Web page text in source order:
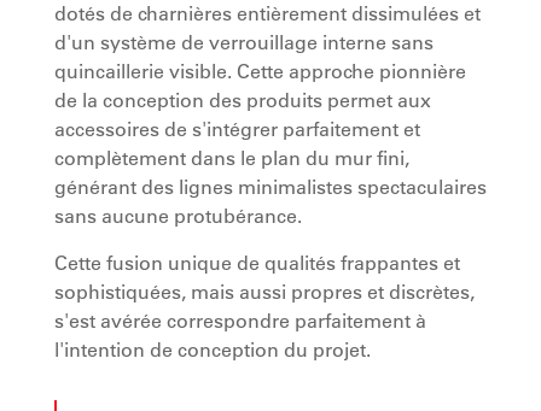
dotés de charnières entièrement dissimulées et
d'un système de verrouillage interne sans
quincaillerie visible. Cette approche pionnière
de la conception des produits permet aux
accessoires de s'intégrer parfaitement et
complètement dans le plan du mur fini,
générant des lignes minimalistes spectaculaires
sans aucune protubérance.
Cette fusion unique de qualités frappantes et
sophistiquées, mais aussi propres et discrètes,
s'est avérée correspondre parfaitement à
l'intention de conception du projet.